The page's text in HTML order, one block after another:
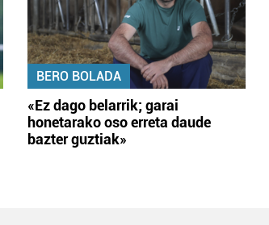
BERO BOLADA
«Ez dago belarrik; garai
honetarako oso erreta daude
bazter guztiak»